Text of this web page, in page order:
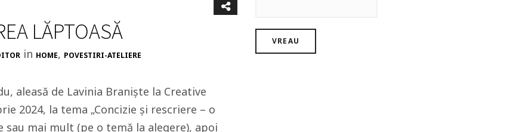
LĂPTOASĂ
in HOME, POVESTIRI-ATELIERE
aleasă de Lavinia Braniște la Creative
2024, la tema „Concizie și rescriere – o
sau mai mult (pe o temă la alegere), apoi